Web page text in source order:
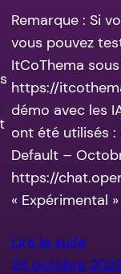
Remarque : Si
vous pouvez
ItCoThema
https://
démo avec les
ont été utilisés :
Default –
https://
« Expérimental
Lire la suite
24 octobre